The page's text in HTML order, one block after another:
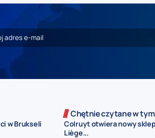
w Brukseli
Chętnie czytane w
Colruyt otwiera nowy
Liège...